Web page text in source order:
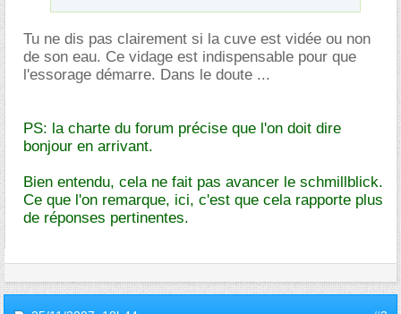
Tu ne dis pas clairement si la cuve est vidée ou non
de son eau. Ce vidage est indispensable pour que
l'essorage démarre. Dans le doute ...
PS: la charte du forum précise que l'on doit dire
bonjour en arrivant.
Bien entendu, cela ne fait pas avancer le schmillblick.
Ce que l'on remarque, ici, c'est que cela rapporte plus
de réponses pertinentes.